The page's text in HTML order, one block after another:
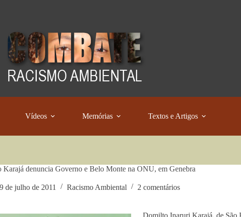
Vídeos Memórias Textos e Artigos
Karajá denuncia Governo e Belo Monte na ONU, em Genebra
de julho de 2011 Racismo Ambiental 2 comentários
Domilto Inaruri Karajá, de São